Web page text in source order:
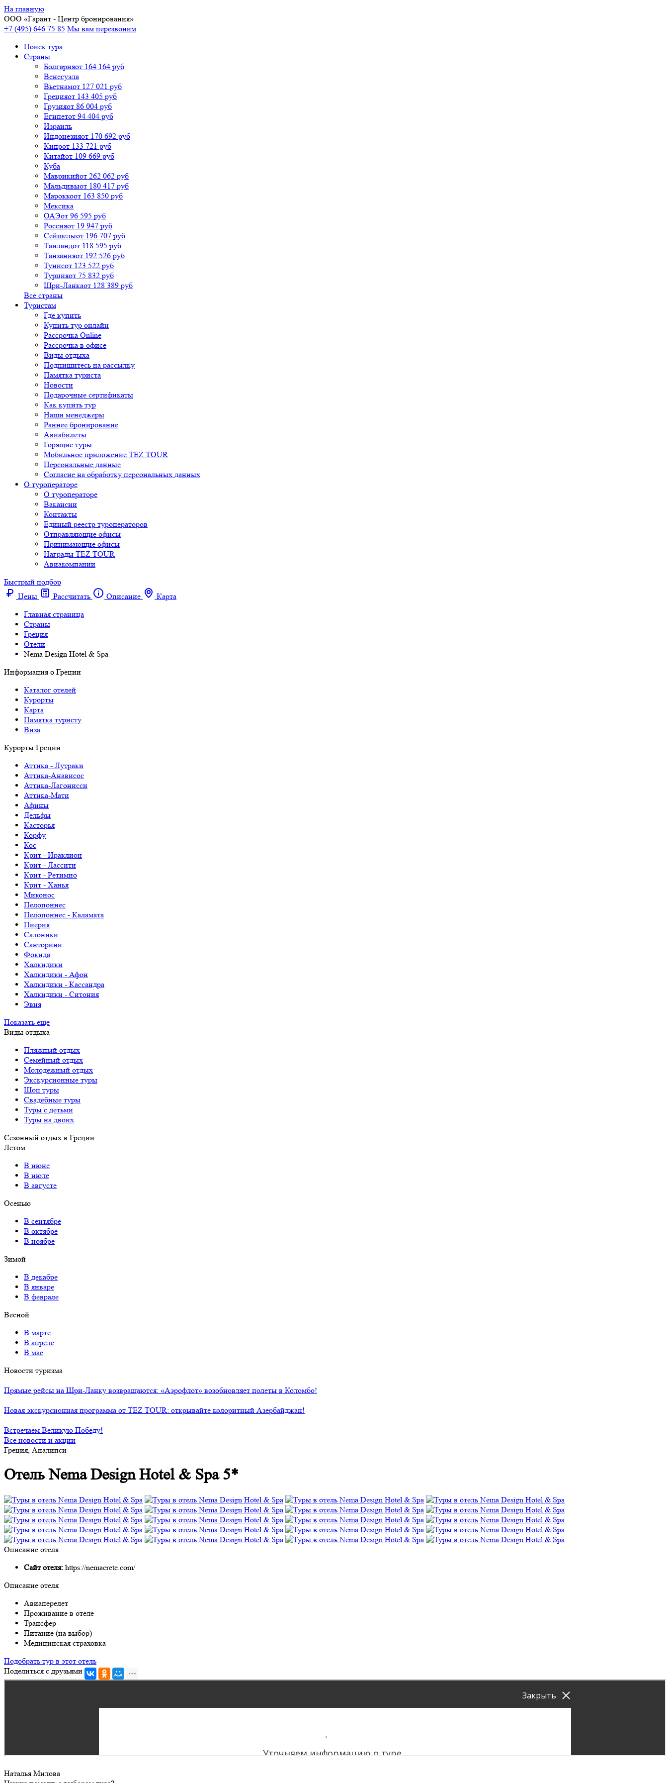
На главную
ООО «Гарант - Центр бронирования»
+7 (495) 646 75 85 Мы вам перезвоним
Поиск тура
Cтраны
Болгарияот 164 164 руб
Венесуэла
Вьетнамот 127 021 руб
Грецияот 143 405 руб
Грузияот 86 004 руб
Египетот 94 404 руб
Израиль
Индонезияот 170 692 руб
Кипрот 133 721 руб
Китайот 109 669 руб
Куба
Маврикийот 262 062 руб
Мальдивыот 180 417 руб
Мароккоот 163 850 руб
Мексика
ОАЭот 96 595 руб
Россияот 19 947 руб
Сейшелыот 196 707 руб
Таиландот 118 595 руб
Танзанияот 192 526 руб
Тунисот 123 522 руб
Турцияот 75 832 руб
Шри-Ланкаот 128 389 руб
Все страны
Туристам
Где купить
Купить тур онлайн
Рассрочка Online
Рассрочка в офисе
Виды отдыха
Подпишитесь на рассылку
Памятка туриста
Новости
Подарочные сертификаты
Как купить тур
Наши менеджеры
Раннее бронирование
Авиабилеты
Горящие туры
Мобильное приложение TEZ TOUR
Персональные данные
Согласие на обработку персональных данных
О туроператоре
О туроператоре
Вакансии
Контакты
Единый реестр туроператоров
Отправляющие офисы
Принимающие офисы
Награды TEZ TOUR
Авиакомпании
Быстрый подбор
Цены
Рассчитать Описание
Карта
Главная страница
Cтраны
Греция
Отели
Nema Design Hotel & Spa
Информация о Греции
Каталог отелей
Курорты
Карта
Памятка туристу
Виза
Курорты Греции
Аттика - Лутраки
Аттика-Анависос
Аттика-Лагонисси
Аттика-Мати
Афины
Дельфы
Касторья
Корфу
Кос
Крит - Ираклион
Крит - Лассити
Крит - Ретимно
Крит - Ханья
Миконос
Пелопоннес
Пелопоннес - Каламата
Пиерия
Салоники
Санторини
Фокида
Халкидики
Халкидики - Афон
Халкидики - Кассандра
Халкидики - Ситония
Эвия
Показать еще
Виды отдыха
Пляжный отдых
Семейный отдых
Молодежный отдых
Экскурсионные туры
Шоп туры
Свадебные туры
Туры с детьми
Туры на двоих
Сезонный отдых в Греции
Летом
В июне
В июле
В августе
Осенью
В сентябре
В октябре
В ноябре
Зимой
В декабре
В январе
В феврале
Весной
В марте
В апреле
В мае
Новости туризма
Прямые рейсы на Шри-Ланку возвращаются: «Аэрофлот» возобновляет полеты в Коломбо!
Новая экскурсионная программа от TEZ TOUR: открывайте колоритный Азербайджан!
Встречаем Великую Победу!
Все новости и акции
Греция, Аналипси
Отель Nema Design Hotel & Spa 5*
Описание отеля
Сайт отеля: https://nemacrete.com/
Описание отеля
Авиаперелет
Проживание в отеле
Трансфер
Питание (на выбор)
Медицинская страховка
Подобрать тур в этот отель
Поделиться с друзьями
Наталья Милова